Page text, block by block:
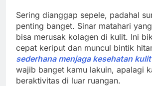
Sering dianggap sepele, padahal
penting banget. Sinar matahari
bisa merusak kolagen di kulit. Ini
cepat keriput dan muncul bintik
sederhana menjaga kesehatan kulit
wajib banget kamu lakuin, apalagi
beraktivitas di luar ruangan.